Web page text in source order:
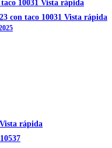
Vista rápida
Vista rápida
Vista rápida